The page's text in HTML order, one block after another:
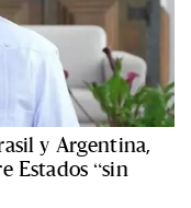
y Argentina,
Estados “sin